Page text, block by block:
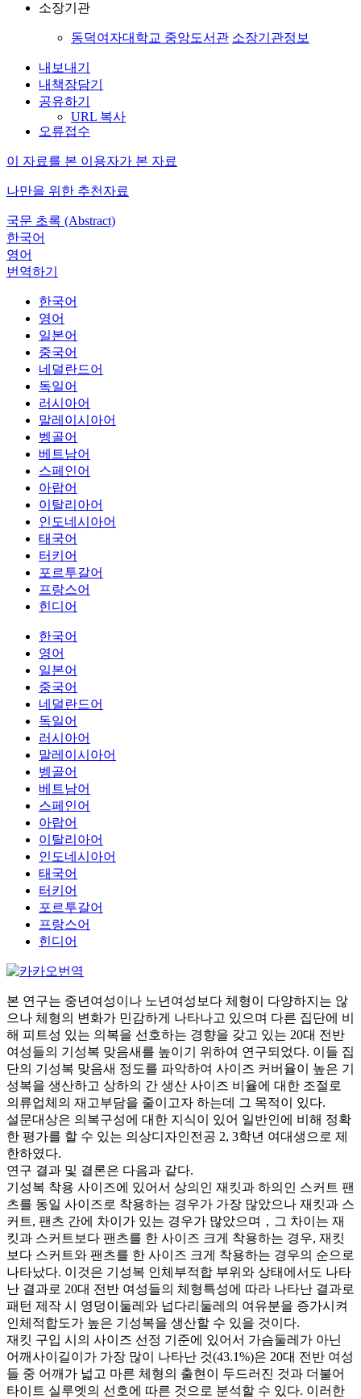
소장기관
동덕여자대학교 중앙도서관 소장기관정보
내보내기
내책장담기
공유하기
URL 복사
오류접수
이 자료를 본 이용자가 본 자료
나만을 위한 추천자료
국문 초록 (Abstract)
한국어
영어
번역하기
한국어
영어
일본어
중국어
네덜란드어
독일어
러시아어
말레이시아어
벵골어
베트남어
스페인어
아랍어
이탈리아어
인도네시아어
태국어
터키어
포르투갈어
프랑스어
힌디어
한국어
영어
일본어
중국어
네덜란드어
독일어
러시아어
말레이시아어
벵골어
베트남어
스페인어
아랍어
이탈리아어
인도네시아어
태국어
터키어
포르투갈어
프랑스어
힌디어
본 연구는 중년여성이나 노년여성보다 체형이 다양하지는 않
으나 체형의 변화가 민감하게 나타나고 있으며 다른 집단에 비
해 피트성 있는 의복을 선호하는 경향을 갖고 있는 20대 전반
여성들의 기성복 맞음새를 높이기 위하여 연구되었다. 이들 집
단의 기성복 맞음새 정도를 파악하여 사이즈 커버율이 높은 기
성복을 생산하고 상하의 간 생산 사이즈 비율에 대한 조절로
의류업체의 재고부담을 줄이고자 하는데 그 목적이 있다.
설문대상은 의복구성에 대한 지식이 있어 일반인에 비해 정확
한 평가를 할 수 있는 의상디자인전공 2, 3학년 여대생으로 제
한하였다.
연구 결과 및 결론은 다음과 같다.
기성복 착용 사이즈에 있어서 상의인 재킷과 하의인 스커트 팬
츠를 동일 사이즈로 착용하는 경우가 가장 많았으나 재킷과 스
커트, 팬츠 간에 차이가 있는 경우가 많았으며，그 차이는 재
킷과 스커트보다 팬츠를 한 사이즈 크게 착용하는 경우, 재킷
보다 스커트와 팬츠를 한 사이즈 크게 착용하는 경우의 순으로
나타났다. 이것은 기성복 인체부적합 부위와 상태에서도 나타
난 결과로 20대 전반 여성들의 체형특성에 따라 나타난 결과로
패턴 제작 시 영덩이둘레와 넙다리둘레의 여유분을 증가시켜
인체적합도가 높은 기성복을 생산할 수 있을 것이다.
재킷 구입 시의 사이즈 선정 기준에 있어서 가슴둘레가 아닌
어깨사이길이가 가장 많이 나타난 것(43.1%)은 20대 전반 여성
들 중 어깨가 넓고 마른 체형의 출현이 두드러진 것과 더불어
타이트 실루엣의 선호에 따른 것으로 분석할 수 있다. 이러한